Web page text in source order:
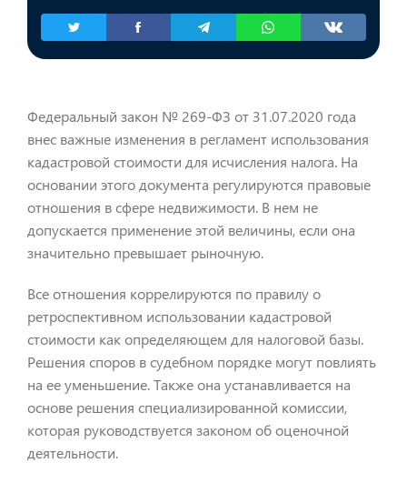
Федеральный закон № 269-ФЗ от 31.07.2020 года
внес важные изменения в регламент использования
кадастровой стоимости для исчисления налога. На
основании этого документа регулируются правовые
отношения в сфере недвижимости. В нем не
допускается применение этой величины, если она
значительно превышает рыночную.
Все отношения коррелируются по правилу о
ретроспективном использовании кадастровой
стоимости как определяющем для налоговой базы.
Решения споров в судебном порядке могут повлиять
на ее уменьшение. Также она устанавливается на
основе решения специализированной комиссии,
которая руководствуется законом об оценочной
деятельности.